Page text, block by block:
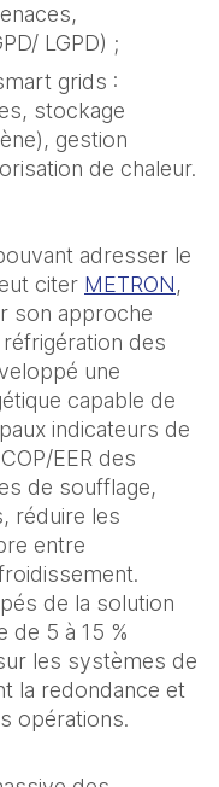
LGPD) ;
grids :
stockage
gestion
de chaleur.
adresser le
citer METRON,
son approche
réfrigération des
une
capable de
indicateurs de
EER des
de soufflage,
réduire les
entre
de la solution
de 5 à 15 %
les systèmes de
la redondance et
opérations.